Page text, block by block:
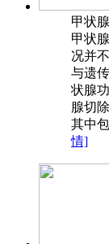
甲状
甲状
况并
与遗
状腺
腺切
其中
情]